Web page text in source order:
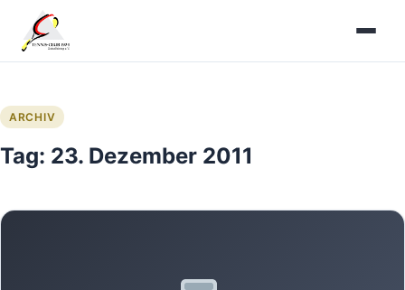
Inhalt
springen
ARCHIV
Tag: 23. Dezember 2011